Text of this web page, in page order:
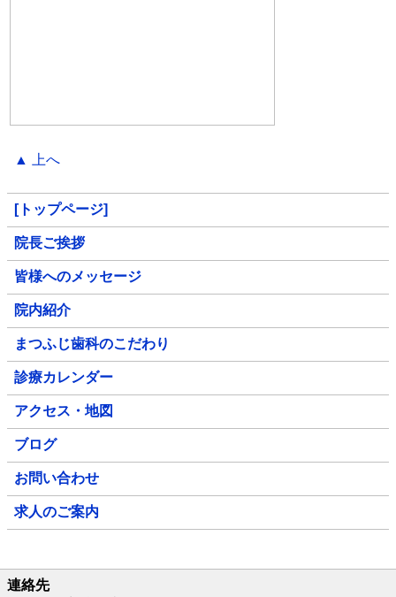
▲ 上へ
[トップページ]
院長ご挨拶
皆様へのメッセージ
院内紹介
まつふじ歯科のこだわり
診療カレンダー
アクセス・地図
ブログ
お問い合わせ
求人のご案内
連絡先